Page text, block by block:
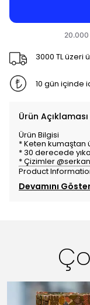
3000 TL üzeri
10 gün içinde
Ürün Açıklaması
Ürün Bilgisi
* Keten kumaştan
* 30 derecede
* Çizimler
Product
Devamını